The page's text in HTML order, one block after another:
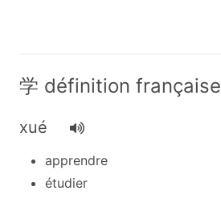
学 définition française
xué
apprendre
étudier